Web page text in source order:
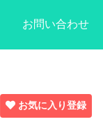
お問い合わせ
お気に入り登録